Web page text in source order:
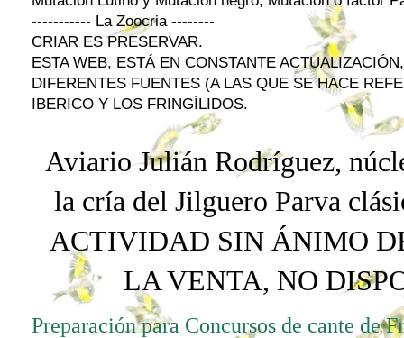
----------- La Zoocria --------
CRIAR ES PRESERVAR.
ESTA WEB, ESTÁ EN CONSTANTE
DIFERENTES FUENTES (A LAS QUE SE HACE
IBERICO Y LOS FRINGÍLIDOS.
Aviario Julián Rodríguez,
la cría del Jilguero Parva
ACTIVIDAD SIN ÁNIMO
LA VENTA, NO
Preparación para Concursos de cante de